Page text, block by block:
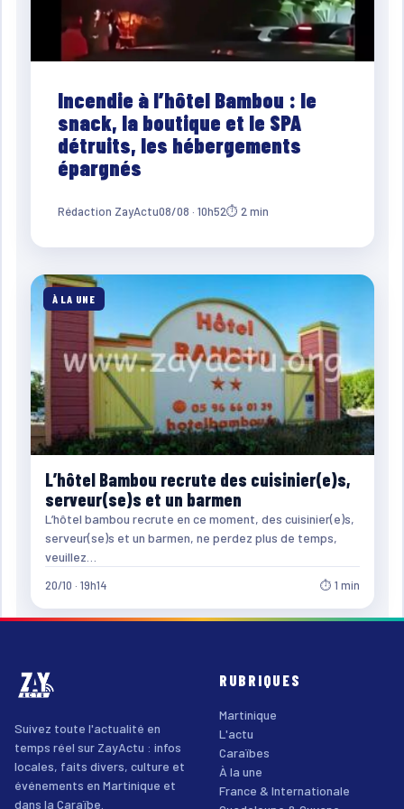
Incendie à l’hôtel Bambou : le
snack, la boutique et le SPA
détruits, les hébergements
épargnés
Rédaction ZayActu08/08 · 10h52⏱ 2 min
À LA UNE
L’hôtel Bambou recrute des cuisinier(e)s,
serveur(se)s et un barmen
L’hôtel bambou recrute en ce moment, des cuisinier(e)s,
serveur(se)s et un barmen, ne perdez plus de temps,
veuillez…
20/10 · 19h14 ⏱ 1 min
Suivez toute l'actualité en
temps réel sur ZayActu : infos
locales, faits divers, culture et
événements en Martinique et
dans la Caraïbe.
RUBRIQUES
Martinique
L'actu
Caraïbes
À la une
France & Internationale